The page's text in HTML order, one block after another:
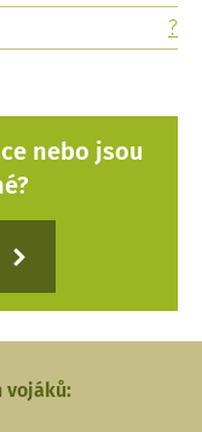
?
nebo jsou
vojáků: